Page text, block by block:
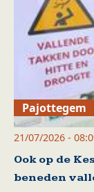
Pajottegem
21/07/2026 -
Ook op de
beneden